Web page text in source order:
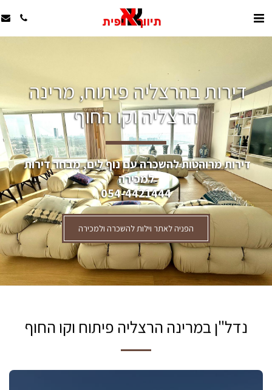
דירות בהרצליה פיתוח, מרינה
הרצליה וקו החוף
דירות מרוהטות להשכרה עם נוף לים, מבחר דירות
למכירה
054-4421444
הפניה לאתר וילות להשכרה ולמכירה
נדל"ן במרינה הרצליה פיתוח וקו החוף